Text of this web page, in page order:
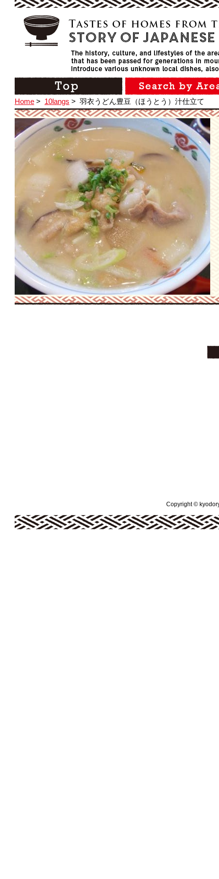
Home > 10langs > 羽衣うどん豊豆（ほうとう）汁仕立て
Copyright ©